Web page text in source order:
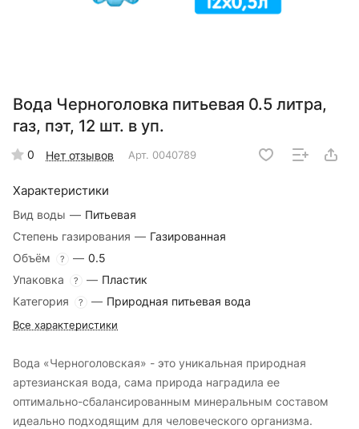
Вода Черноголовка питьевая 0.5 литра,
газ, пэт, 12 шт. в уп.
0 Нет отзывов Арт. 0040789
Характеристики
Вид воды — Питьевая
Степень газирования — Газированная
Объём
? — 0.5
Упаковка
? — Пластик
Категория
? — Природная питьевая вода
Все характеристики
Вода «Черноголовская» - это уникальная природная
артезианская вода, сама природа наградила ее
оптимально-сбалансированным минеральным составом
идеально подходящим для человеческого организма.